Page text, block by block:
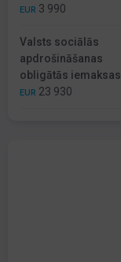
EUR 3 990
Valsts sociālās
apdrošināšanas
obligātās iemaksas
EUR 23 930